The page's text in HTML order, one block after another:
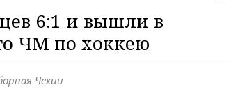
6:1 и вышли в
ЧМ по хоккею
Чехии